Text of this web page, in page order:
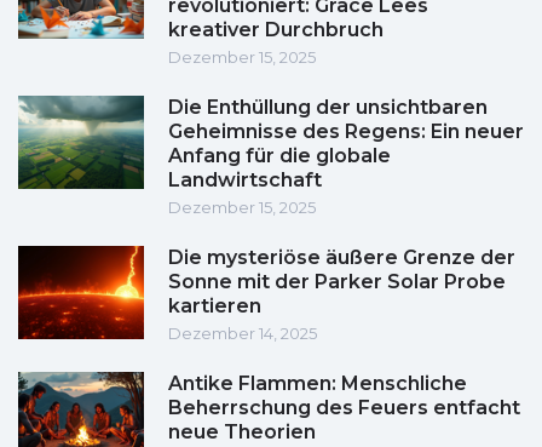
revolutioniert: Grace Lees
kreativer Durchbruch
Dezember 15, 2025
Die Enthüllung der unsichtbaren
Geheimnisse des Regens: Ein neuer
Anfang für die globale
Landwirtschaft
Dezember 15, 2025
Die mysteriöse äußere Grenze der
Sonne mit der Parker Solar Probe
kartieren
Dezember 14, 2025
Antike Flammen: Menschliche
Beherrschung des Feuers entfacht
neue Theorien